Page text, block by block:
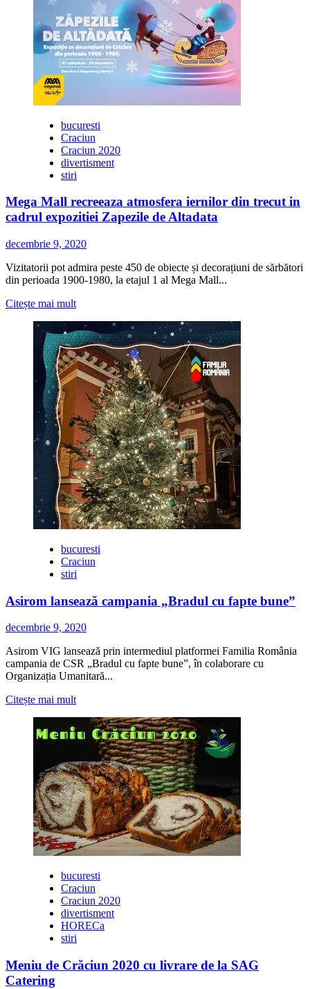
despre
METRO
România
te
îndeamnă
să
de
Crăciun
de
la
restaurantele
preferate
bucuresti
Craciun
Craciun 2020
divertisment
stiri
Mega Mall recreeaza atmosfera iernilor din trecut in
cadrul expozitiei Zapezile de Altadata
decembrie 9, 2020
Vizitatorii pot admira peste 450 de obiecte și decorațiuni de sărbători
din perioada 1900-1980, la etajul 1 al Mega Mall...
Citește mai multCitește
multe
despre
Mega
Mall
recreeaza
atmosfera
iernilor
din
trecut
in
cadrul
expozitiei
Zapezile
de
Altadata
bucuresti
Craciun
stiri
Asirom lansează campania „Bradul cu fapte bune”
decembrie 9, 2020
Asirom VIG lansează prin intermediul platformei Familia România
campania de CSR „Bradul cu fapte bune”, în colaborare cu
Organizația Umanitară...
Citește mai multCitește
multe
despre
Asirom
lansează
campania
„Bradul
cu
fapte
bune”
bucuresti
Craciun
Craciun 2020
divertisment
HORECa
stiri
Meniu de Crăciun 2020 cu livrare de la SAG
Catering